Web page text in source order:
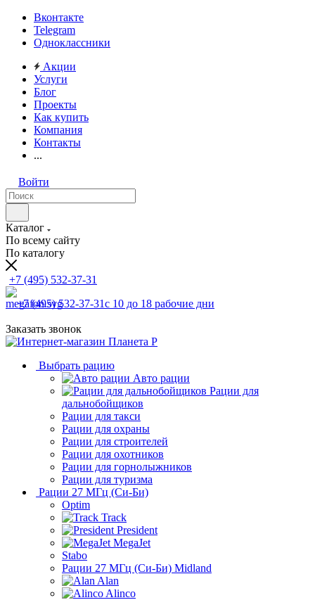
Вконтакте
Telegram
Одноклассники
Акции
Услуги
Блог
Проекты
Как купить
Компания
Контакты
...
Войти
Каталог
По всему сайту
По каталогу
+7 (495) 532-37-31
+7 (495) 532-37-31с 10 до 18 рабочие дни
Заказать звонок
Выбрать рацию
Авто рации
Рации для
дальнобойщиков
Рации для такси
Рации для охраны
Рации для строителей
Рации для охотников
Рации для горнолыжников
Рации для туризма
Рации 27 МГц (Си-Би)
Optim
Track
President
MegaJet
Stabo
Рации 27 МГц (Си-Би) Midland
Alan
Alinco